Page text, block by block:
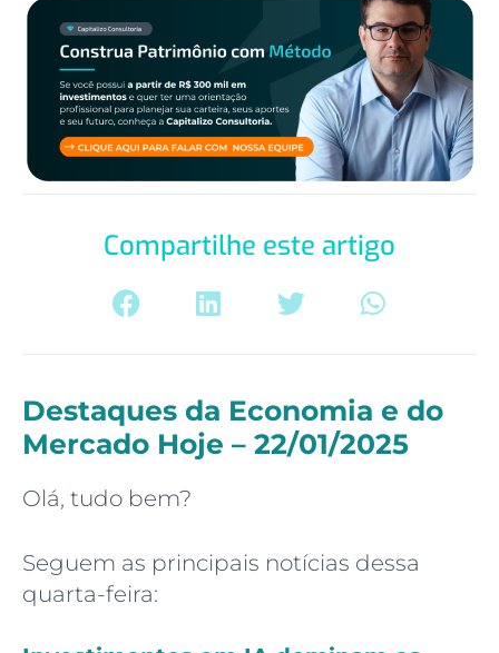
Compartilhe este artigo
Destaques da Economia e do
Mercado Hoje – 22/01/2025
Olá, tudo bem?
Seguem as principais notícias dessa
quarta-feira: